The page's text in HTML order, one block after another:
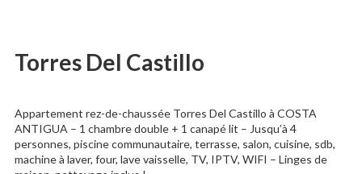
Torres Del Castillo
Appartement rez-de-chaussée Torres Del Castillo à COSTA
ANTIGUA – 1 chambre double + 1 canapé lit – Jusqu’à 4
personnes, piscine communautaire, terrasse, salon, cuisine, sdb,
machine à laver, four, lave vaisselle, TV, IPTV, WIFI – Linges de